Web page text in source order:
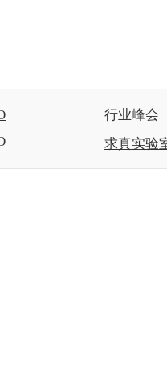
行业峰会
求真实验